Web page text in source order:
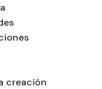
creación